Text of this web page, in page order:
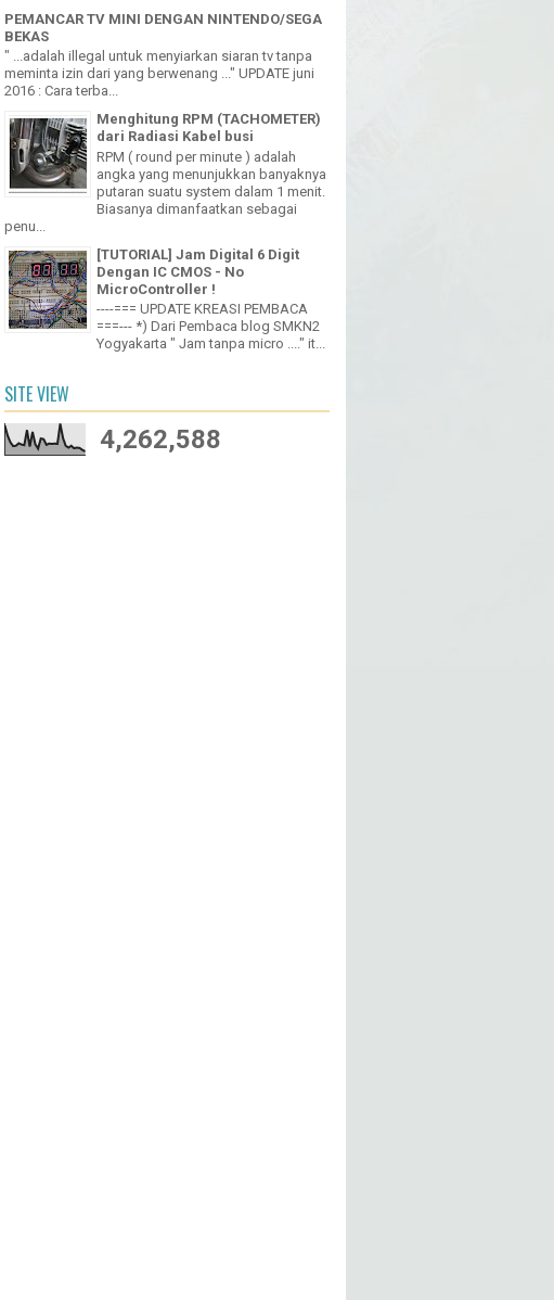
PEMANCAR TV MINI DENGAN NINTENDO/SEGA
BEKAS
" ...adalah illegal untuk menyiarkan siaran tv tanpa
meminta izin dari yang berwenang ..." UPDATE juni
2016 : Cara terba...
Menghitung RPM (TACHOMETER)
dari Radiasi Kabel busi
RPM ( round per minute ) adalah
angka yang menunjukkan banyaknya
putaran suatu system dalam 1 menit.
Biasanya dimanfaatkan sebagai
penu...
[TUTORIAL] Jam Digital 6 Digit
Dengan IC CMOS - No
MicroController !
----=== UPDATE KREASI PEMBACA
===--- *) Dari Pembaca blog SMKN2
Yogyakarta " Jam tanpa micro ...." it...
SITE VIEW
4,262,588